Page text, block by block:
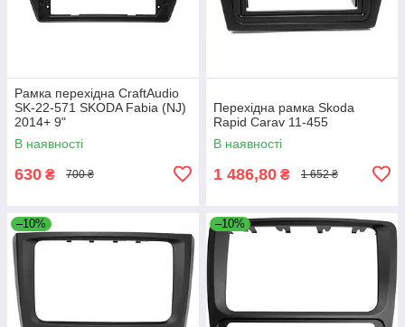
Рамка перехідна CraftAudio
SK-22-571 SKODA Fabia (NJ)
2014+ 9"
В наявності
630 ₴ 700 ₴
Перехідна рамка Skoda
Rapid Carav 11-455
В наявності
1 486,80 ₴ 1 652 ₴
–10% –10%